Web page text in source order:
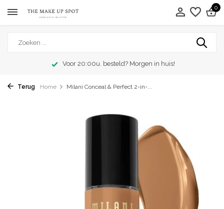
0
Voor 20:00u. besteld? Morgen in huis!
Terug Home Milani Conceal & Perfect 2-in-...